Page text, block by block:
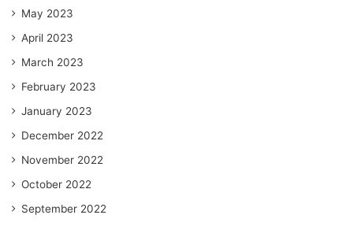
May 2023
April 2023
March 2023
February 2023
January 2023
December 2022
November 2022
October 2022
September 2022